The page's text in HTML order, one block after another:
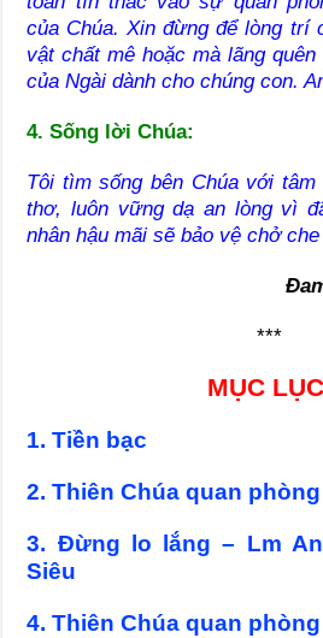
của Chúa. Xin đừng để lòng trí
vật chất mê hoặc mà lãng
của Ngài dành cho chúngcon.
4. Sống lời Chúa:
Tôi tìm sống bên Chúa với
thơ, luôn vững dạ an lòng vì
nhân hậu mãi sẽ bảo vệ chở
***
MỤC LỤC
1. Tiền bạc
2. Thiên Chúa quan phòng
3. Đừng lo lắng – Lm
Siêu
4. Thiên Chúa quan phòng